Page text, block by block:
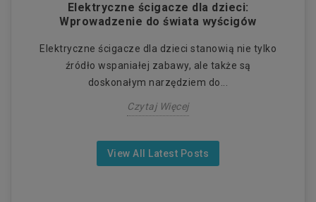
Elektryczne ścigacze dla dzieci:
Wprowadzenie do świata wyścigów
Elektryczne ścigacze dla dzieci stanowią nie tylko
źródło wspaniałej zabawy, ale także są
doskonałym narzędziem do...
Czytaj Więcej
View All Latest Posts